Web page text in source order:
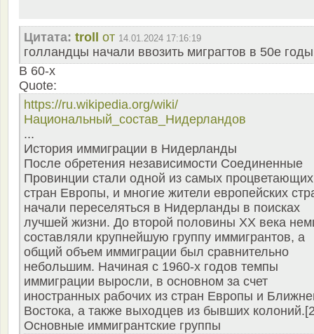
Цитата: troll от 14.01.2024 17:16:19
голландцы начали ввозить миграгтов в 50е
В 60-х
Quote:
https://ru.wikipedia.org/wiki/
Национальный_состав_Нидерландов
...
История иммиграции в Нидерланды
После обретения независимости Соединенные
Провинции стали одной из самых процветающих
стран Европы, и многие жители европейских
начали переселяться в Нидерланды в поисках
лучшей жизни. До второй половины XX века
составляли крупнейшую группу иммигрантов, а
общий объем иммиграции был сравнительно
небольшим. Начиная с 1960-х годов темпы
иммиграции выросли, в основном за счет
иностранных рабочих из стран Европы и
Востока, а также выходцев из бывших
Основные иммигрантские группы